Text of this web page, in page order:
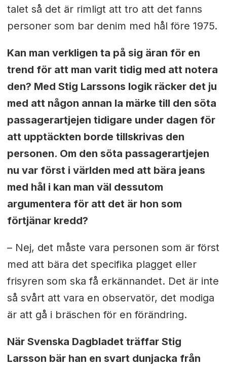
talet så det är rimligt att tro att det fanns
personer som bar denim med hål före 1975.
Kan man verkligen ta på sig äran för en
trend för att man varit tidig med att notera
den? Med Stig Larssons logik räcker det ju
med att någon annan la märke till den söta
passagerartjejen tidigare under dagen för
att upptäckten borde tillskrivas den
personen. Om den söta passagerartjejen
nu var först i världen med att bära jeans
med hål i kan man väl dessutom
argumentera för att det är hon som
förtjänar kredd?
– Nej, det måste vara personen som är först
med att bära det specifika plagget eller
frisyren som ska få erkännandet. Det är inte
så svårt att vara en observatör, det modiga
är att gå i bräschen för en förändring.
När Svenska Dagbladet träffar Stig
Larsson bär han en svart dunjacka från